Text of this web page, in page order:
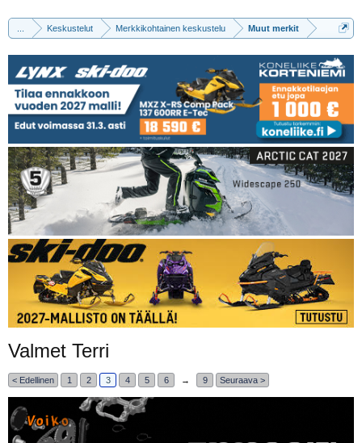
... Keskustelut Merkkikohtainen keskustelu Muut merkit
Valmet Terri
< Edellinen 1 2 3 4 5 6 → 9 Seuraava >